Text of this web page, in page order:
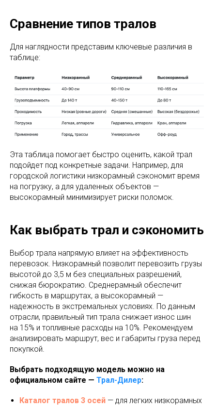
Сравнение типов тралов
Для наглядности представим ключевые различия в
таблице:
Эта таблица помогает быстро оценить, какой трал
подойдет под конкретные задачи. Например, для
городской логистики низкорамный сэкономит время
на погрузку, а для удаленных объектов —
высокорамный минимизирует риски поломок.
Как выбрать трал и сэкономить
Выбор трала напрямую влияет на эффективность
перевозок. Низкорамный позволит перевозить грузы
высотой до 3,5 м без специальных разрешений,
снижая бюрократию. Среднерамный обеспечит
гибкость в маршрутах, а высокорамный —
надежность в экстремальных условиях. По данным
отрасли, правильный тип трала снижает износ шин
на 15% и топливные расходы на 10%. Рекомендуем
анализировать маршрут, вес и габариты груза перед
покупкой.
Выбрать подходящую модель можно на
официальном сайте — Трал-Дилер:
Каталог тралов 3 осей — для легких низкорамных